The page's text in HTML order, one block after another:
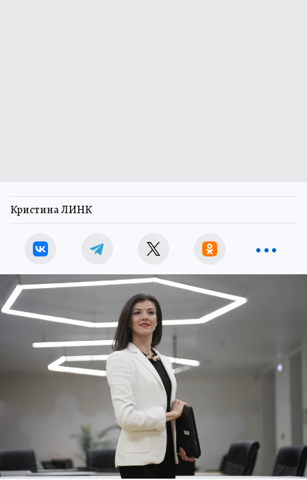
Кристина ЛИНК